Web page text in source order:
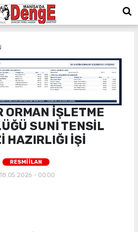
ORMAN İŞLETME
SUNİ TENSİL
HAZIRLIĞI İŞİ
RESMİ İLAN
18.05.2026 - 00:00